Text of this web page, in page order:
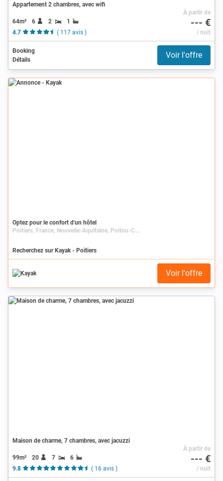
Appartement 2 chambres, avec wifi
64m² 6 2
1
4.7
( 117 avis )
À partir de
--- €
/ nuit
Booking
Détails
Voir l'offre
Annonce
Optez pour le confort d'un hôtel
Poitiers, France, Nouvelle-Aquitaine, Poitou-Charentes, Vienne
Recherchez sur Kayak - Poitiers
Voir l'offre
Maison de charme, 7 chambres, avec jacuzzi
99m² 20 7
6
9.8
( 16 avis )
À partir de
--- €
/ nuit